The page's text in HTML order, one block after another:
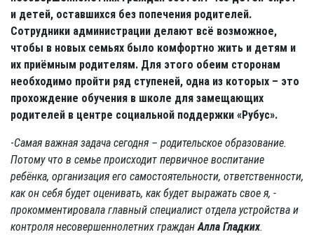
и детей, оставшихся без попечения родителей.
Сотрудники администрации делают всё возможное,
чтобы в новых семьях было комфортно жить и детям и
их приёмным родителям. Для этого обеим сторонам
необходимо пройти ряд ступеней, одна из которых – это
прохождение обучения в школе для замещающих
родителей в центре социальной поддержки «Рубус».
-Самая важная задача сегодня – родительское образование.
Потому что в семье происходит первичное воспитание
ребёнка, организация его самостоятельности, ответственности,
как он себя будет оценивать, как будет выражать свое я, -
прокомментировала главный специалист отдела устройства и
контроля несовершеннолетних гражданАлла Гладких.